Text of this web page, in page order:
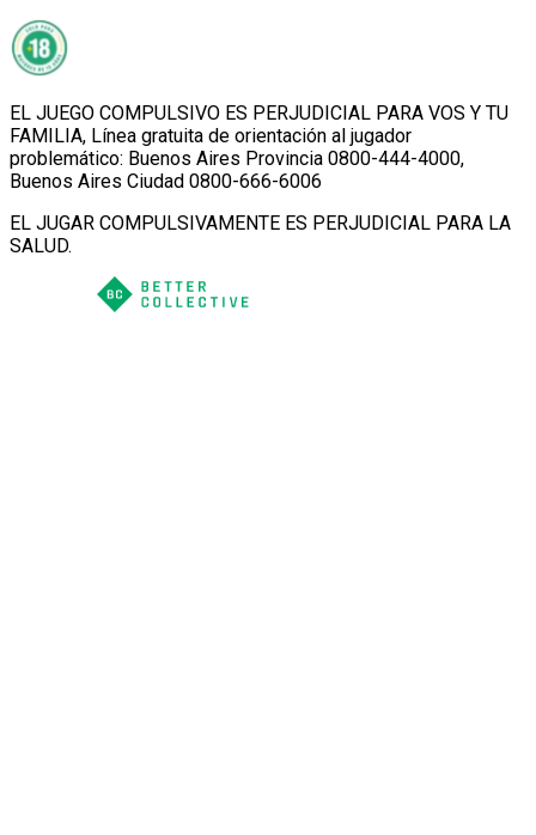
EL JUEGO COMPULSIVO ES PERJUDICIAL PARA VOS Y TU
FAMILIA, Línea gratuita de orientación al jugador
problemático: Buenos Aires Provincia 0800-444-4000,
Buenos Aires Ciudad 0800-666-6006
EL JUGAR COMPULSIVAMENTE ES PERJUDICIAL PARA LA
SALUD.